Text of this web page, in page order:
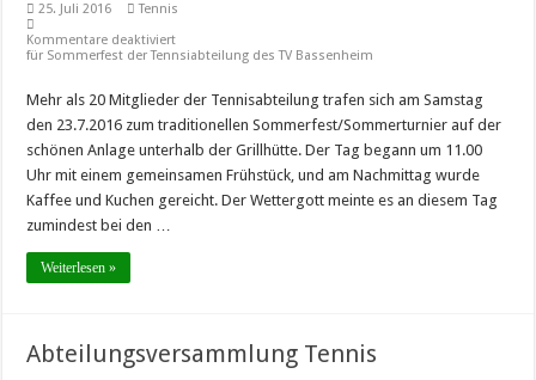
25. Juli 2016
Tennis
Kommentare deaktiviert
für Sommerfest der Tennsiabteilung des TV Bassenheim
Mehr als 20 Mitglieder der Tennisabteilung trafen sich am Samstag
den 23.7.2016 zum traditionellen Sommerfest/Sommerturnier auf der
schönen Anlage unterhalb der Grillhütte. Der Tag begann um 11.00
Uhr mit einem gemeinsamen Frühstück, und am Nachmittag wurde
Kaffee und Kuchen gereicht. Der Wettergott meinte es an diesem Tag
zumindest bei den …
Weiterlesen »
Abteilungsversammlung Tennis